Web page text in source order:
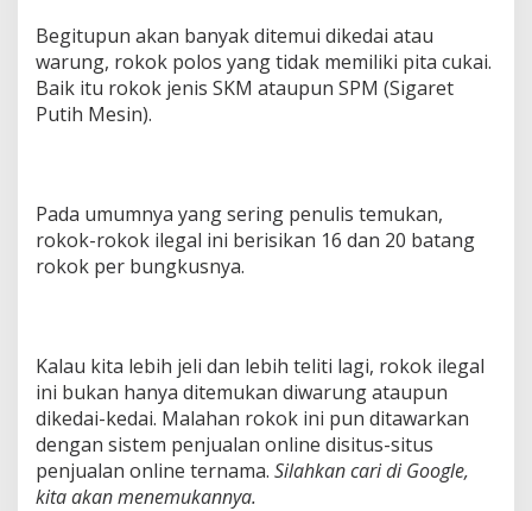
Begitupun akan banyak ditemui dikedai atau
warung, rokok polos yang tidak memiliki pita cukai.
Baik itu rokok jenis SKM ataupun SPM (Sigaret
Putih Mesin).
Pada umumnya yang sering penulis temukan,
rokok-rokok ilegal ini berisikan 16 dan 20 batang
rokok per bungkusnya.
Kalau kita lebih jeli dan lebih teliti lagi, rokok ilegal
ini bukan hanya ditemukan diwarung ataupun
dikedai-kedai. Malahan rokok ini pun ditawarkan
dengan sistem penjualan online disitus-situs
penjualan online ternama. Silahkan cari di Google,
kita akan menemukannya.